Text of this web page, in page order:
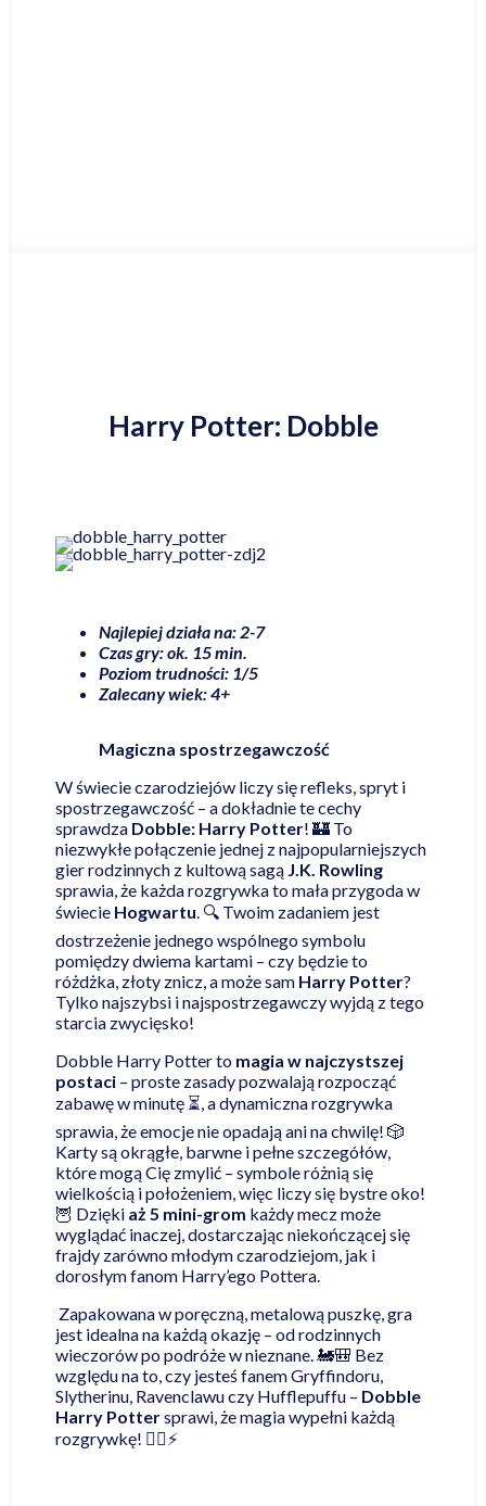
Harry Potter: Dobble
Najlepiej działa na: 2-7
Czas gry: ok. 15 min.
Poziom trudności: 1/5
Zalecany wiek: 4+
Magiczna spostrzegawczość
W świecie czarodziejów liczy się refleks, spryt i
spostrzegawczość – a dokładnie te cechy
sprawdza Dobble: Harry Potter! 🏰 To
niezwykłe połączenie jednej z najpopularniejszych
gier rodzinnych z kultową sagą J.K. Rowling
sprawia, że każda rozgrywka to mała przygoda w
świecie Hogwartu. 🔍 Twoim zadaniem jest
dostrzeżenie jednego wspólnego symbolu
pomiędzy dwiema kartami – czy będzie to
różdżka, złoty znicz, a może sam Harry Potter?
Tylko najszybsi i najspostrzegawczy wyjdą z tego
starcia zwycięsko!
Dobble Harry Potter to magia w najczystszej
postaci – proste zasady pozwalają rozpocząć
zabawę w minutę ⏳, a dynamiczna rozgrywka
sprawia, że emocje nie opadają ani na chwilę! 🎲
Karty są okrągłe, barwne i pełne szczegółów,
które mogą Cię zmylić – symbole różnią się
wielkością i położeniem, więc liczy się bystre oko!
🦉 Dzięki aż 5 mini-grom każdy mecz może
wyglądać inaczej, dostarczając niekończącej się
frajdy zarówno młodym czarodziejom, jak i
dorosłym fanom Harry’ego Pottera.
Zapakowana w poręczną, metalową puszkę, gra
jest idealna na każdą okazję – od rodzinnych
wieczorów po podróże w nieznane. 🚂🎒 Bez
względu na to, czy jesteś fanem Gryffindoru,
Slytherinu, Ravenclawu czy Hufflepuffu – Dobble
Harry Pottersprawi, że magia wypełni każdą
rozgrywkę! 🧙‍♂️⚡